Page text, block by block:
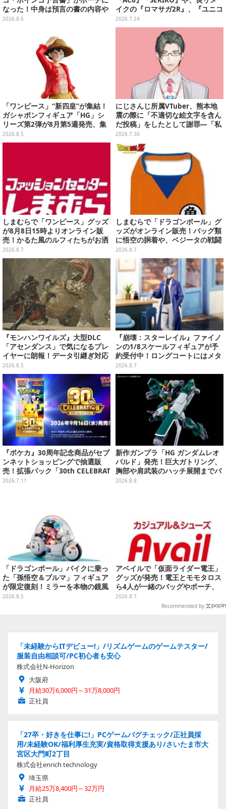
なった！中身は預言の書の内容や
アニメ総柄デザインをプリント
2026.8.6
イクの『ロマサガ2R』、『ユニコ
ーンオーバーロード』と『SO6』
もお手頃価格に【PS Storeのお薦
2026.7.24
「ワンピース」“新四皇”が集結！
ガシャポンフィギュア「HG」シ
リーズ第2弾が8月第5週発売、集
めて並べたくなるクオリティ
2026.8.5
にじさんじ所属VTuber、熊本地
震の際に「不適切な絵文字を含ん
だ投稿」をしたとして謝罪―「私
の認識と確認が至らず…」
2026.7.30
しまむらで「ワンピース」グッズ
が8月8日15時よりオンライン販
売！かるた風のルフィたちがお洒
落なバッグや、チョッパーが可愛
いサンダルも
2026.8.7
しまむらで「ドラゴンボール」グ
ッズがオンライン販売！バッグ類
に悟空の胴着や、ベジータの戦闘
服を大胆デザイン
2026.8.7
『モンハンワイルズ』大型DLC
「アセンダンス」で気になるプレ
イヤーに朗報！データ引継ぎ対応
の「序盤体験版」が本日8月5日配
信
2026.8.5
『崩壊：スターレイル』ファイノ
ンの1/8スケールフィギュアが予
約受付中！ロングコートにはメタ
リック塗装を施し、高級感を演出
2026.8.7
『ポケカ』30周年記念商品がセブ
ンネットショッピングで抽選販
売！拡張パック「30th CELEBRAT
ION」と「エーフィ・ブラッキー
2026.7.11
新作ガンプラ「HG ガンダムレオ
パルド」発売！巨大ガトリング、
胸部や肩武装のハッチ展開までバ
ッチリ
2026.8.8
「ドラゴンボール」バイクに乗っ
た「孫悟空＆ブルマ」フィギュア
が限定復刻！ミラーを本物の鏡風
や、ブルマの目元が映りこむ描写
2026.8.5
アベイルで「仮面ライダー電王」
グッズが発売！電王とモモタロス
ら4人が一緒のバッグやポーチ、
収納ボックスも
2026.8.7
Recommended by
「未経験からITデビュー!」/リズムゲームのゲームテスター/
服装自由相談可/PC初心者も安心
株式会社N-Horizon
大阪府
月給30万6,000円～31万8,000円
正社員
「27卒・好きを仕事に!」PCゲームバグチェック/正社員採
用/未経験OK/福利厚生充実/資格取得支援あり/さいたま市大
宮区大門町2丁目
株式会社enrich technology
埼玉県
月給25万8,400円～32万円
正社員